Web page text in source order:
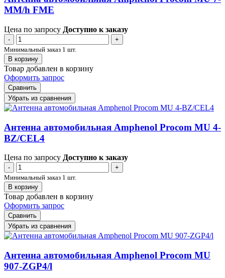
MM/h FME
Цена по запросу Доступно к заказу
-
+
Минимальный заказ 1 шт.
В корзину
Товар добавлен в корзину
Оформить запрос
Сравнить
Убрать из сравнения
Антенна автомобильная Amphenol Procom MU 4-
BZ/CEL4
Цена по запросу Доступно к заказу
-
+
Минимальный заказ 1 шт.
В корзину
Товар добавлен в корзину
Оформить запрос
Сравнить
Убрать из сравнения
Антенна автомобильная Amphenol Procom MU
907-ZGP4/l